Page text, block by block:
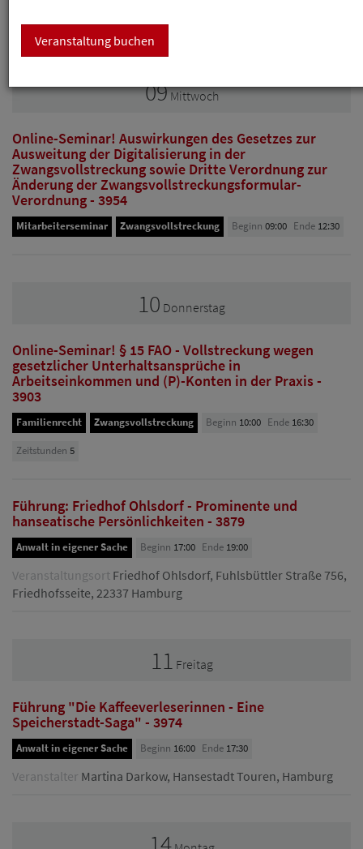
Veranstaltung buchen
09Mittwoch
Online-Seminar! Auswirkungen des Gesetzes zur
Ausweitung der Digitalisierung in der
Zwangsvollstreckung sowie Dritte Verordnung zur
Änderung der Zwangsvollstreckungsformular-
Verordnung - 3954
Mitarbeiterseminar Zwangsvollstreckung Beginn 09:00 Ende 12:30
10 Donnerstag
Online-Seminar! § 15 FAO - Vollstreckung wegen
gesetzlicher Unterhaltsansprüche in
Arbeitseinkommen und (P)-Konten in der Praxis -
3903
Familienrecht Zwangsvollstreckung Beginn 10:00 Ende 16:30
Zeitstunden 5
Führung: Friedhof Ohlsdorf - Prominente und
hanseatische Persönlichkeiten - 3879
Anwalt in eigener Sache Beginn 17:00 Ende 19:00
Veranstaltungsort Friedhof Ohlsdorf, Fuhlsbüttler Straße 756,
Friedhofsseite, 22337 Hamburg
11 Freitag
Führung "Die Kaffeeverleserinnen - Eine
Speicherstadt-Saga" - 3974
Anwalt in eigener Sache Beginn 16:00 Ende 17:30
Veranstalter Martina Darkow, Hansestadt Touren, Hamburg